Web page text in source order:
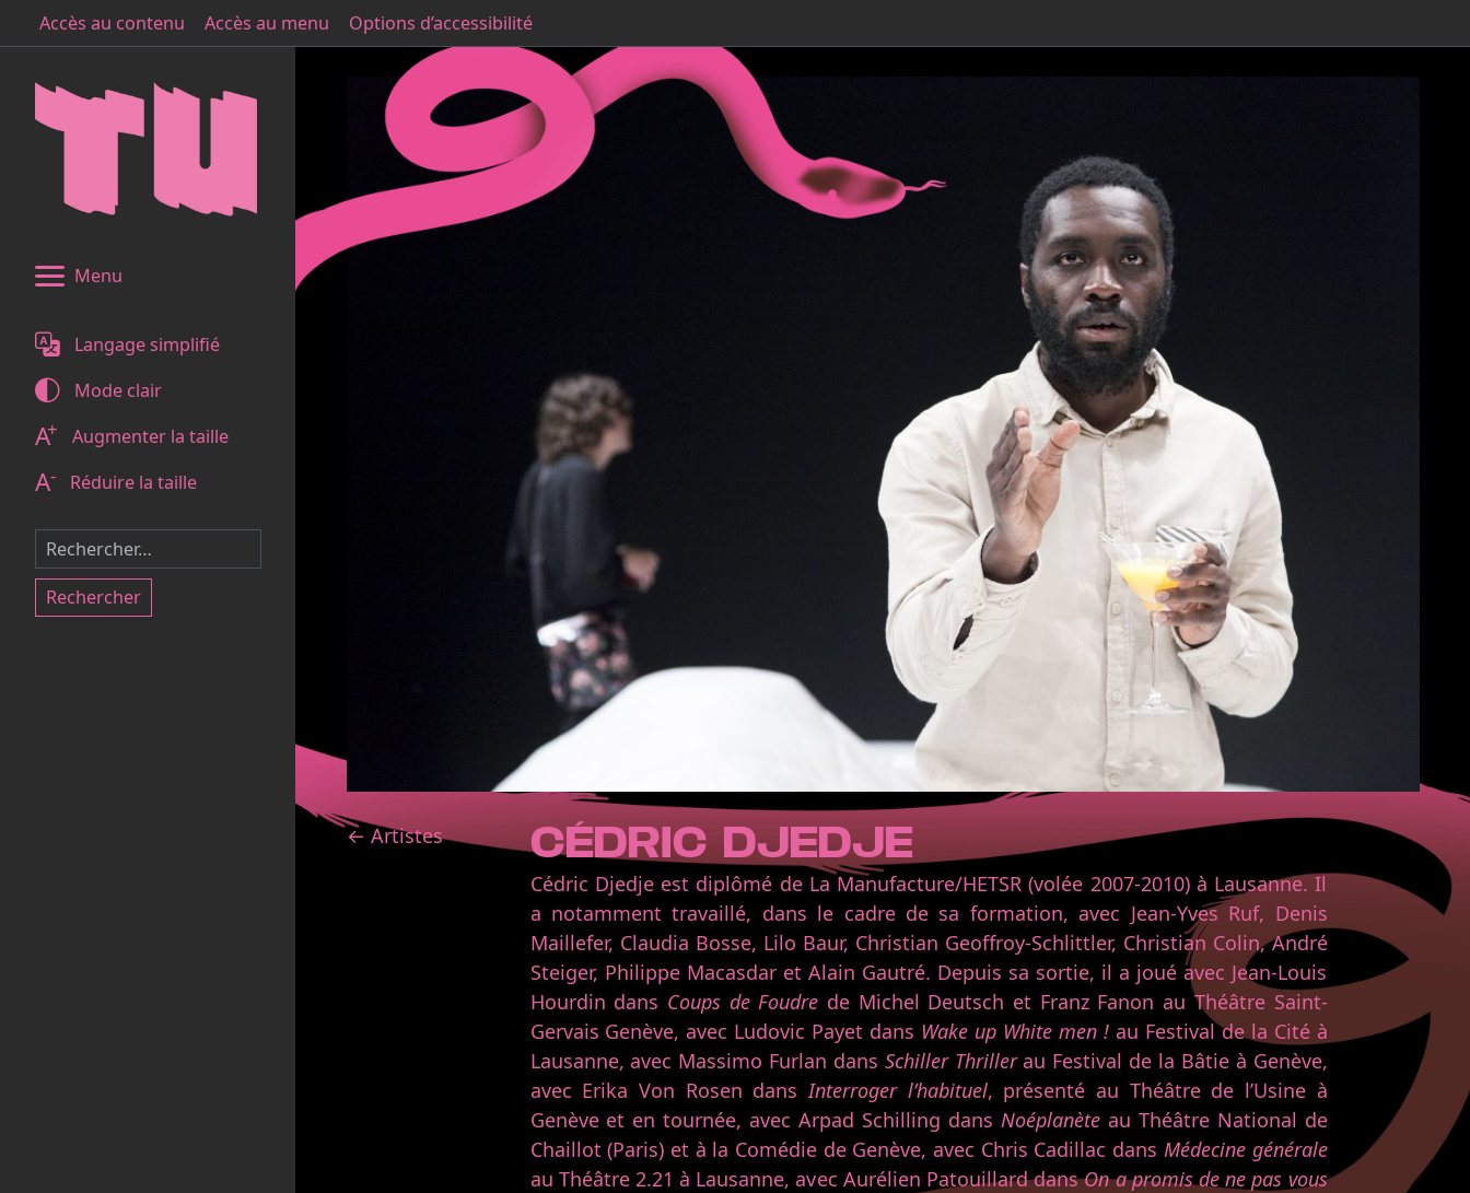
Accès au contenu Accès au menu Options d’accessibilité
Menu
Langage simplifié
Mode clair
A+ Augmenter la taille
A- Réduire la taille
Rechercher
← Artistes CÉDRIC DJEDJE
Cédric Djedje est diplômé de La Manufacture/HETSR (volée 2007-2010) à Lausanne. Il
a notamment travaillé, dans le cadre de sa formation, avec Jean-Yves Ruf, Denis
Maillefer, Claudia Bosse, Lilo Baur, Christian Geoffroy-Schlittler, Christian Colin, André
Steiger, Philippe Macasdar et Alain Gautré. Depuis sa sortie, il a joué avec Jean-Louis
Hourdin dans Coups de Foudre de Michel Deutsch et Franz Fanon au Théâtre Saint-
Gervais Genève, avec Ludovic Payet dans Wake up White men !au Festival de la Cité à
Lausanne, avec Massimo Furlan dans Schiller Thrillerau Festival de la Bâtie à Genève,
avec Erika Von Rosen dansInterroger l’habituel, présenté au Théâtre de l’Usine à
Genève et en tournée, avec Arpad Schilling dans Noéplanèteau Théâtre National de
Chaillot (Paris) et à la Comédie de Genève, avec Chris Cadillac dans Médecine générale
au Théâtre 2.21 à Lausanne, avec Aurélien Patouillard dansOn a promis de ne pas vous